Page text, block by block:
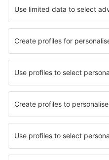
Cazare în Sofia Cazare în
Cazare în Şabla Cazare
Cele mai bune locuri de
Cazare în Holycross
Cazare în Franschhoek
Cazare în Piettenberg Bay
Cazare în Sathonay-Camp